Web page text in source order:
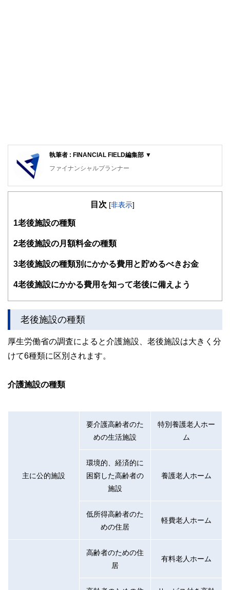
執筆者 : FINANCIAL FIELD編集部 ▼
ファイナンシャルプランナー
FinancialField編集部は、金融、経済に関する記事を、日々
知識がない方でも理解できるようわかりやすく発信していま
得者を中心に「お金や暮らし」に関する書籍・雑誌の編集経
験者で構成され、企画立案から記事掲載まですべての工程に
護士、税理士、宅地建物取引士、相続診断士、住宅ローンア
かしく感じられる年金や税金、相続、保険、ローンなどの話
をわかりやすく発信している点です。
執筆者・監修者による執筆体制を築くことで、内容のわかり
目次 [非表示]
1老後施設の種類
2老後施設の月額料金の種類
3老後施設の種類別にかかる費用と貯めるべきお金
4老後施設にかかる費用を知って老後に備えよう
老後施設の種類
厚生労働省の調査によると介護施設、老後施設は大きく分
けて6種類に区別されます。
介護施設の種類
主に公的施設
要介護高齢者のた
めの生活施設
特別養護老人ホー
ム
環境的、経済的に
困窮した高齢者の
施設
養護老人ホーム
低所得高齢者のた
めの住居
軽費老人ホーム
高齢者のための住
居
有料老人ホーム